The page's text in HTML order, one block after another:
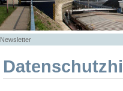
Newsletter